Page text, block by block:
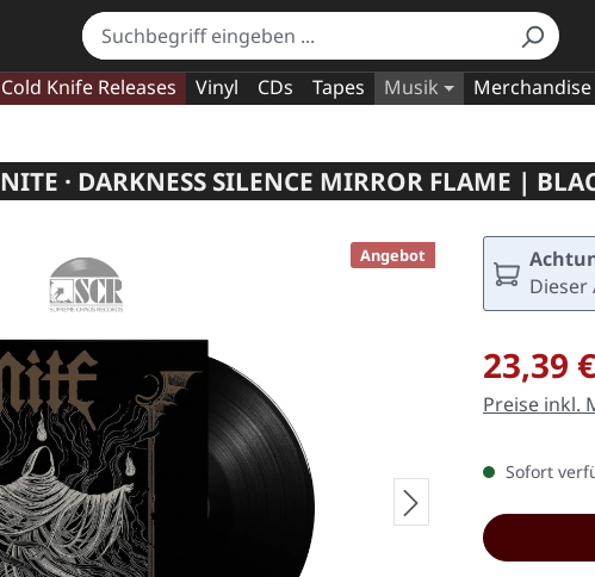
Cold Knife Releases Vinyl CDs Tapes Musik Merchandise
NITE · DARKNESS SILENCE MIRROR FLAME |
Angebot
Dieser
23,39 €
Preise inkl.
Sofort